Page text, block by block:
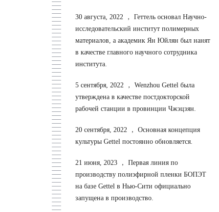
30 августа, 2022 ，
Геттель основал Научно-
исследовательский институт полимерных
материалов, а академик Ян Юйлян был нанят
в качестве главного научного сотрудника
института.
5 сентября, 2022 ，
Wenzhou Gettel была
утверждена в качестве постдокторской
рабочей станции в провинции Чжэцзян.
20 сентября, 2022 ，
Основная концепция
культуры Gettel постоянно обновляется.
21 июня, 2023 ，
Первая линия по
производству полиэфирной пленки БОПЭТ
на базе Gettel в Нью-Сити официально
запущена в производство.